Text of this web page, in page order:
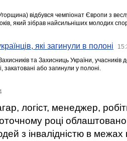
відбувся чемпіонат Європи з
який зібрав найсильніших молодих
які загинули в полоні
та Захисниць України,
закатовані або загинули у полоні.
логіст, менеджер,
році
з інвалідністю в межах